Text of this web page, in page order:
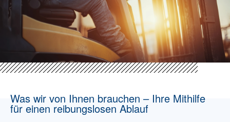
Was wir von Ihnen brauchen – Ihre Mithilfe
für einen reibungslosen Ablauf